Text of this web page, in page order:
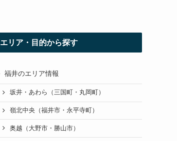
エリア・目的から探す
福井のエリア情報
坂井・あわら（三国町・丸岡町）
嶺北中央（福井市・永平寺町）
奥越（大野市・勝山市）